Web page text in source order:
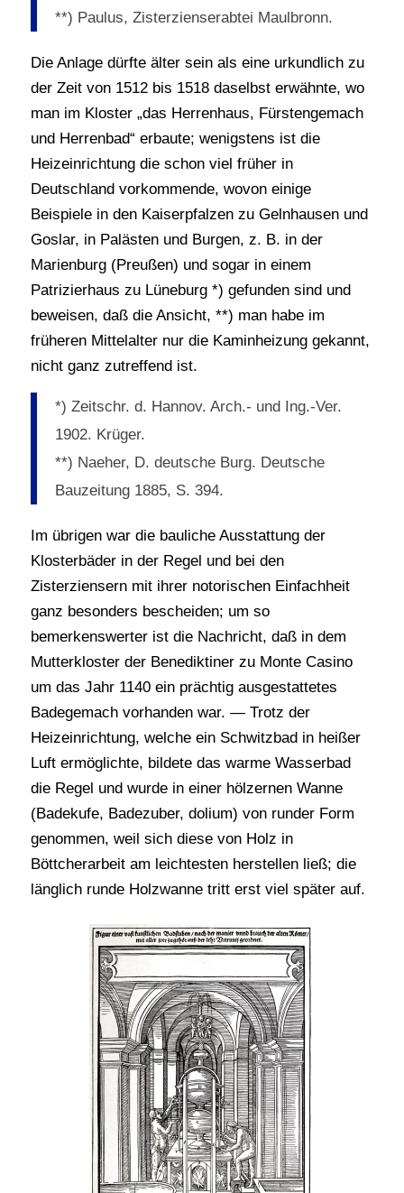
**) Paulus, Zisterzienserabtei Maulbronn.
Die Anlage dürfte älter sein als eine urkundlich zu
der Zeit von 1512 bis 1518 daselbst erwähnte, wo
man im Kloster „das Herrenhaus, Fürstengemach
und Herrenbad“ erbaute; wenigstens ist die
Heizeinrichtung die schon viel früher in
Deutschland vorkommende, wovon einige
Beispiele in den Kaiserpfalzen zu Gelnhausen und
Goslar, in Palästen und Burgen, z. B. in der
Marienburg (Preußen) und sogar in einem
Patrizierhaus zu Lüneburg *) gefunden sind und
beweisen, daß die Ansicht, **) man habe im
früheren Mittelalter nur die Kaminheizung gekannt,
nicht ganz zutreffend ist.
*) Zeitschr. d. Hannov. Arch.- und Ing.-Ver.
1902. Krüger.
**) Naeher, D. deutsche Burg. Deutsche
Bauzeitung 1885, S. 394.
Im übrigen war die bauliche Ausstattung der
Klosterbäder in der Regel und bei den
Zisterziensern mit ihrer notorischen Einfachheit
ganz besonders bescheiden; um so
bemerkenswerter ist die Nachricht, daß in dem
Mutterkloster der Benediktiner zu Monte Casino
um das Jahr 1140 ein prächtig ausgestattetes
Badegemach vorhanden war. — Trotz der
Heizeinrichtung, welche ein Schwitzbad in heißer
Luft ermöglichte, bildete das warme Wasserbad
die Regel und wurde in einer hölzernen Wanne
(Badekufe, Badezuber, dolium) von runder Form
genommen, weil sich diese von Holz in
Böttcherarbeit am leichtesten herstellen ließ; die
länglich runde Holzwanne tritt erst viel später auf.